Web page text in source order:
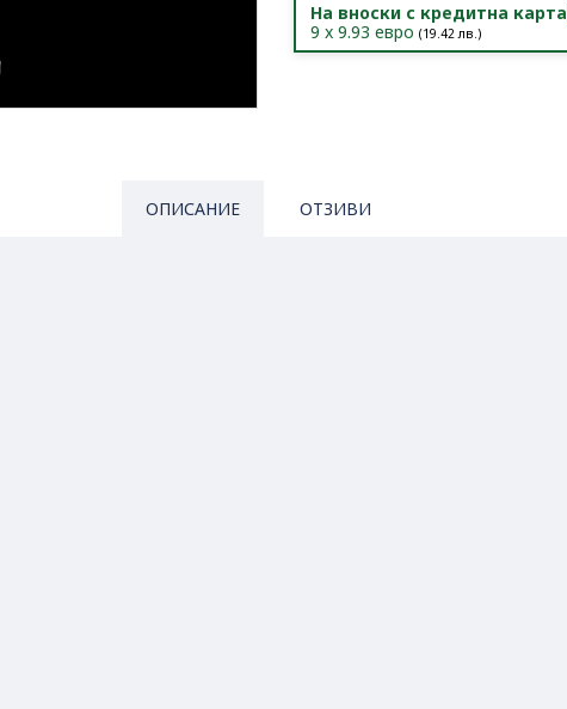
На вноски с кредитна карта
9 x 9.93 евро (19.42лв.)
ОПИСАНИЕ ОТЗИВИ